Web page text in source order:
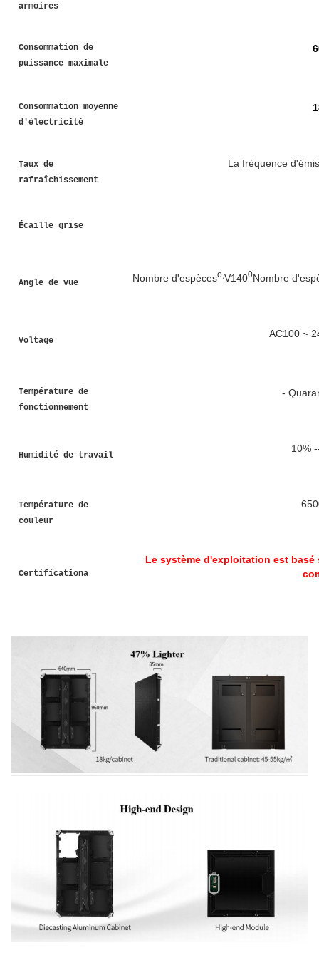
armoires
Consommation de
puissance maximale
Consommation moyenne
d'électricité
Taux de
rafraîchissement
La fréquence
Écaille grise
Angle de vue Nombre d'espèceso, V1400Nombre
Voltage
AC100 ~
Température de
fonctionnement
-
Humidité de travail
10%
Température de
couleur
Certificationa
Le système d'exploitation est